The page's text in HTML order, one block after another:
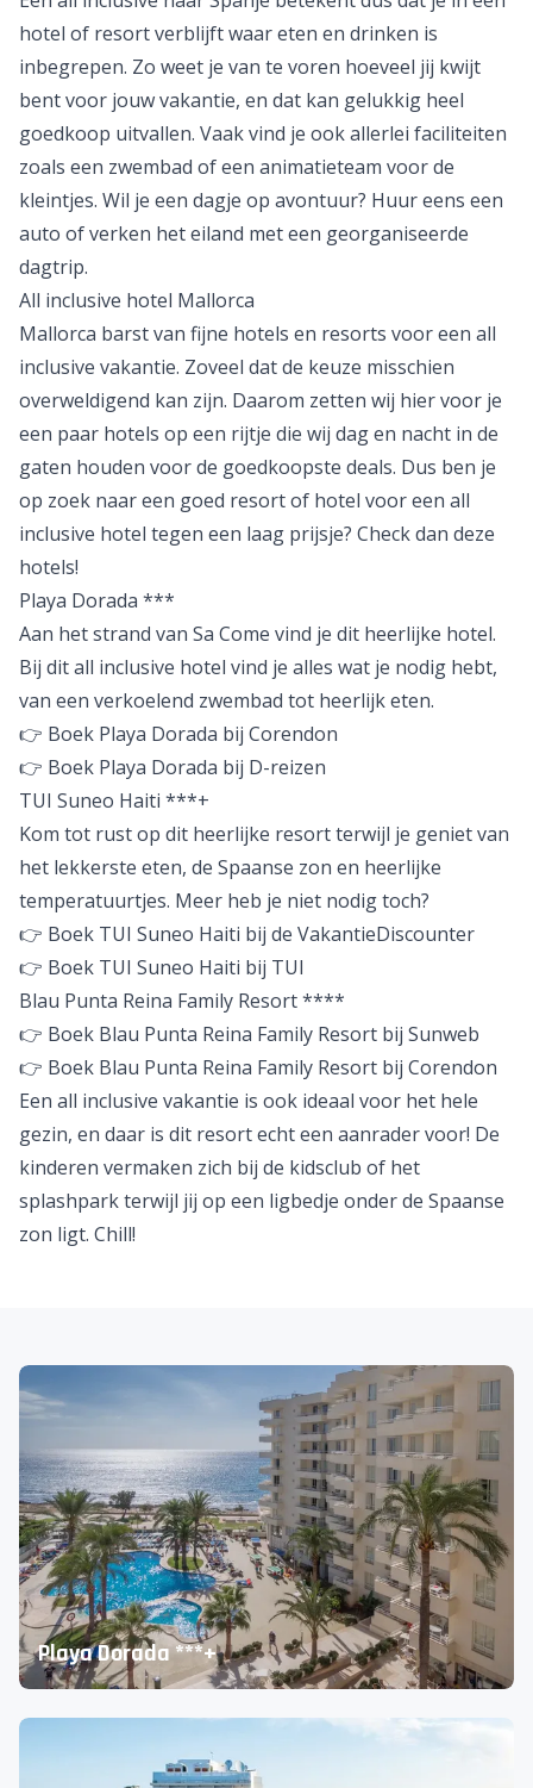
all inclusive naar Spanje
betekent dus dat je in een
hotel of resort verblijft waar eten en drinken is
inbegrepen. Zo weet je van te voren hoeveel jij kwijt
bent voor jouw vakantie, en dat kan gelukkig heel
goedkoop uitvallen. Vaak vind je ook allerlei faciliteiten
kleintjes. Wil je een dagje op avontuur? Huur eens een
auto of verken het eiland met een georganiseerde
dagtrip.
All inclusive hotel Mallorca
barst van fijne hotels en resorts voor een all
overweldigend kan zijn. Daarom zetten wij hier voor je
een paar hotels op een rijtje die wij dag en nacht in de
gaten houden voor de goedkoopste deals. Dus ben je
op zoek naar een goed resort of hotel voor een all
inclusive hotel tegen een laag prijsje? Check dan deze
Playa Dorada ***
Aan het strand van Sa Come vind je dit heerlijke hotel.
Bij dit all inclusive hotel vind je alles wat je nodig hebt,
van een verkoelend zwembad tot heerlijk eten.
👉 Boek Playa Dorada bij Corendon
👉 Boek Playa Dorada bij D-reizen
Kom tot rust op dit heerlijke resort terwijl je geniet van
het lekkerste eten, de Spaanse zon en heerlijke
temperatuurtjes. Meer heb je niet nodig toch?
👉 Boek TUI Suneo Haiti bij de VakantieDiscounter
👉 Boek TUI Suneo Haiti bij TUI
Blau Punta Reina Family Resort ****
👉 Boek Blau Punta Reina Family Resort bij Sunweb
👉 Boek Blau Punta Reina Family Resort bij Corendon
gezin, en daar is dit resort echt een aanrader voor! De
kinderen vermaken zich bij de kidsclub of het
splashpark terwijl jij op een ligbedje onder de Spaanse
zon ligt. Chill!
Playa Dorada ***+